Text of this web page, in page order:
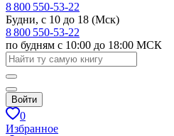
8 800 550-53-22
Будни, с 10 до 18 (Мск)
8 800 550-53-22
по будням с 10:00 до 18:00 МСК
Войти
0
Избранное